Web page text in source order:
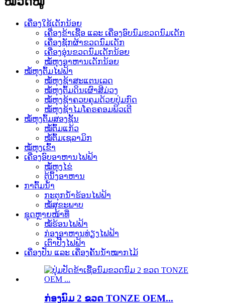
ເຄື່ອງໃຊ້ເດັກນ້ອຍ
ເຄື່ອງຂ້າເຊື້ອ ແລະ ເຄື່ອງອົບນົມຂວດນົມເດັກ
ເຄື່ອງຊັກຜ້າຂວດນົມເດັກ
ເຄື່ອງອຸ່ນຂວດນົມເດັກນ້ອຍ
ໝໍ້ຫຸງອາຫານເດັກນ້ອຍ
ໝໍ້ຫຸງຕົ້ມໄຟຟ້າ
ໝໍ້ຫຸງຊ້າສະແຕນເລດ
ໝໍ້ຫຸງຕົ້ມດິນເຜົາສີມ່ວງ
ໝໍ້ຫຸງຊ້າຄວບຄຸມດ້ວຍປຸ່ມກົດ
ໝໍ້ຫຸງຊ້າໄມໂຄຣຄອມພິວເຕີ
ໝໍ້ຫຸງຕົ້ມສອງຊັ້ນ
ໝໍ້ຕົ້ມແກ້ວ
ໝໍ້ຕົ້ມເຊລາມິກ
ໝໍ້ຫຸງເຂົ້າ
ເຄື່ອງອົບອາຫານໄຟຟ້າ
ໝໍ້ຫຸງໄຂ່
ຕູ້ນຶ້ງອາຫານ
ກາຕົ້ມນ້ຳ
ກະຕຸກນ້ຳຮ້ອນໄຟຟ້າ
ໝໍ້ສຸຂະພາບ
ຊຸດຫຼາຍໜ້າທີ່
ໝໍ້ຮ້ອນໄຟຟ້າ
ກ່ອງອາຫານທ່ຽງໄຟຟ້າ
ເຕົາປີ້ງໄຟຟ້າ
ເຄື່ອງປັ່ນ ແລະ ເຄື່ອງຄັ້ນນ້ຳໝາກໄມ້
ກ່ອງນົມ 2 ຂວດ TONZE OEM...